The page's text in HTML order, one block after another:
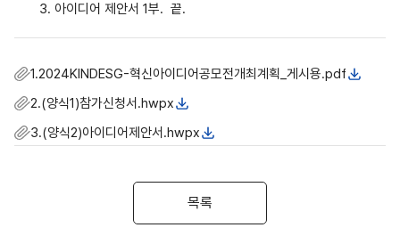
3. 아이디어 제안서 1부. 끝.
1.2024KINDESG-혁신아이디어공모전개최계획_게시용.pdf
2.(양식1)참가신청서.hwpx
3.(양식2)아이디어제안서.hwpx
목록